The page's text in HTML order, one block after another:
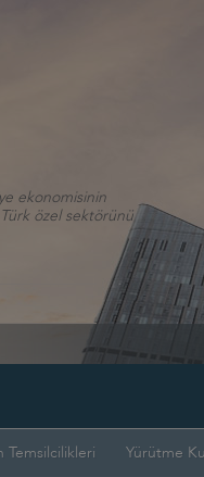
ekonomisinin
özel sektörünü
Temsilcilikleri Yürütme